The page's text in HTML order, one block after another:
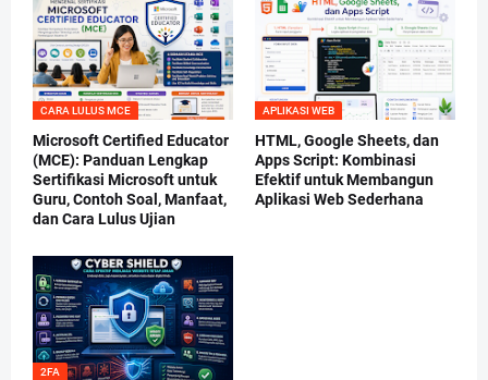
CARA LULUS MCE
Microsoft Certified Educator
(MCE): Panduan Lengkap
Sertifikasi Microsoft untuk
Guru, Contoh Soal, Manfaat,
dan Cara Lulus Ujian
APLIKASI WEB
HTML, Google Sheets, dan
Apps Script: Kombinasi
Efektif untuk Membangun
Aplikasi Web Sederhana
2FA